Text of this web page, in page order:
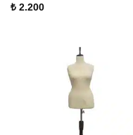
5 üzerinden
₺2.200